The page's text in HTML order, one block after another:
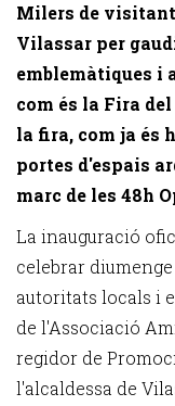
Milers de
Vilassar per
emblemàtiques i
com és la Fira
la fira, com ja és
portes d'espais
marc de les 48h
La inauguració
celebrar
autoritats locals i
de l'Associació
regidor de
l'alcaldessa de